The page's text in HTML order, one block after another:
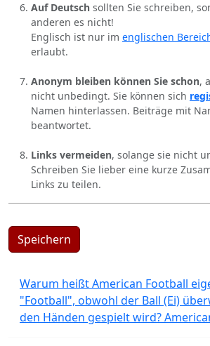
Auf Deutsch sollten Sie schreiben,
anderen es nicht!
Englisch ist nur im englischen
erlaubt.
Anonym bleiben können Sie schon,
nicht unbedingt. Sie können sich
Namen hinterlassen. Beiträge mit
beantwortet.
Links vermeiden, solange sie nicht
Schreiben Sie lieber eine kurze
Links zu teilen.
Speichern
Warum heißt American Football
"Football", obwohl der Ball (Ei)
den Händen gespielt wird?